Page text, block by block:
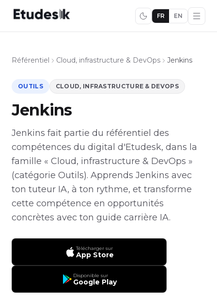
FR EN
Référentiel Cloud, infrastructure & DevOps Jenkins
OUTILS CLOUD, INFRASTRUCTURE & DEVOPS
Jenkins
Jenkins fait partie du référentiel des
compétences du digital d'Etudesk, dans la
famille « Cloud, infrastructure & DevOps »
(catégorie Outils). Apprends Jenkins avec
ton tuteur IA, à ton rythme, et transforme
cette compétence en opportunités
concrètes avec ton guide carrière IA.
Télécharger sur
App Store
Disponible sur
Google Play